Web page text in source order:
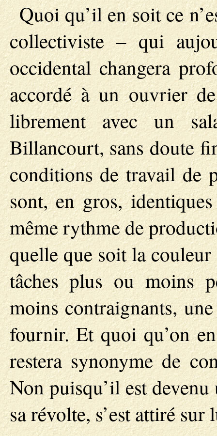
Quoi qu’il en soit ce
collectiviste – qui
occidental changera
accordé à un ouvrier
librement avec un
Billancourt, sans doute
conditions de travail de
sont, en gros,
même rythme de
quelle que soit la
tâches plus ou moins
moins contraignants,
fournir. Et quoi qu’on
restera synonyme de
Non puisqu’il est
sa révolte, s’est attiré